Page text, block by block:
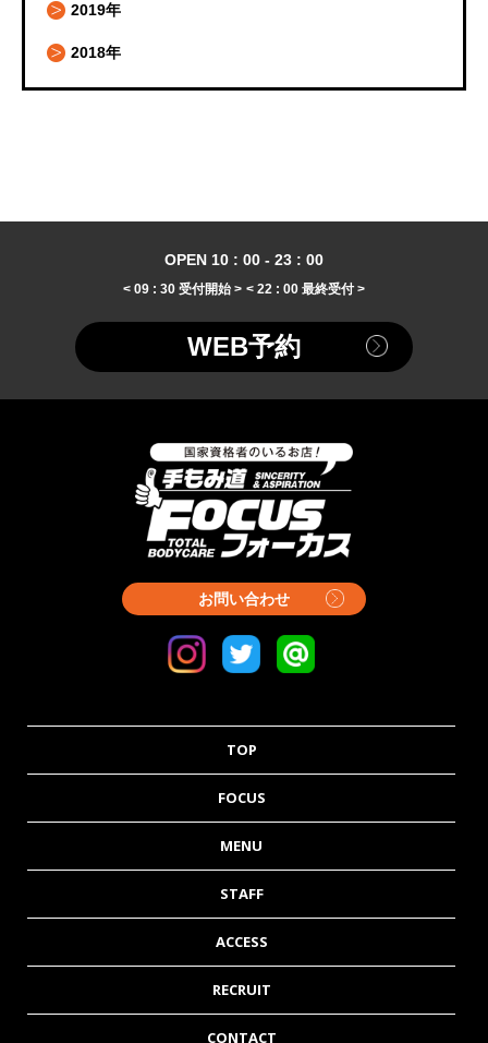
2019年
2018年
OPEN 10 : 00 - 23 : 00
< 09 : 30 受付開始 > < 22 : 00 最終受付 >
WEB予約
お問い合わせ
TOP
FOCUS
MENU
STAFF
ACCESS
RECRUIT
CONTACT